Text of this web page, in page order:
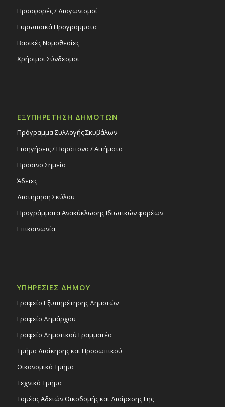
Προσφορές / Διαγωνισμοί
Ευρωπαϊκά Προγράμματα
Βασικές Νομοθεσίες
Χρήσιμοι Σύνδεσμοι
ΕΞΥΠΗΡΕΤΗΣΗ ΔΗΜΟΤΩΝ
Πρόγραμμα Συλλογής Σκυβάλων
Εισηγήσεις / Παράπονα / Αιτήματα
Πράσινο Σημείο
Άδειες
Διατήρηση Σκύλου
Προγράμματα Ανακύκλωσης Ιδιωτικών φορέων
Επικοινωνία
ΥΠΗΡΕΣΙΕΣ ΔΗΜΟΥ
Γραφείο Εξυπηρέτησης Δημοτών
Γραφείο Δημάρχου
Γραφείο Δημοτικού Γραμματέα
Τμήμα Διοίκησης και Προσωπικού
Οικονομικό Τμήμα
Τεχνικό Τμήμα
Τομέας Αδειών Οικοδομής και Διαίρεσης Γης